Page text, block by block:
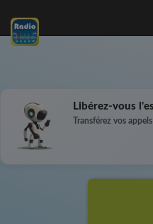
Libérez-vous
Transférez vos